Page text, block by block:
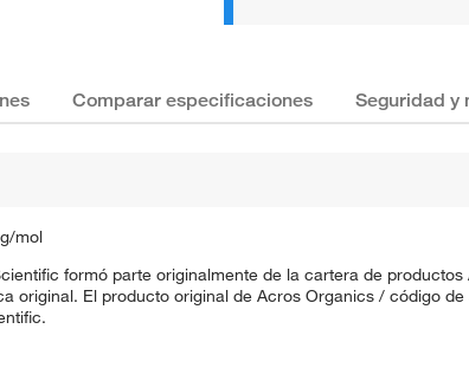
Comparar especificaciones Seguridad y
mol
formó parte originalmente de la cartera de
original. El producto original de Acros Organics / código